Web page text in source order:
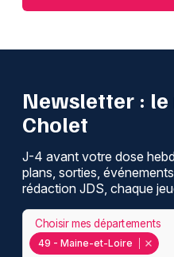
Newsletter :
Cholet
J-4 avant votre dose
plans, sorties,
rédaction JDS, chaque
49 - Maine-et-Loire
Choisir mes départements